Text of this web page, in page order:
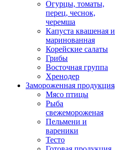
Огурцы, томаты,
перец, чеснок,
черемша
Капуста квашеная и
маринованная
Корейские салаты
Грибы
Восточная группа
Хренодер
Замороженная продукция
Мясо птицы
Рыба
свежемороженая
Пельмени и
вареники
Тесто